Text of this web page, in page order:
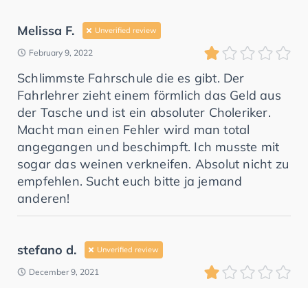
Melissa F. Unverified review
February 9, 2022
Schlimmste Fahrschule die es gibt. Der
Fahrlehrer zieht einem förmlich das Geld aus
der Tasche und ist ein absoluter Choleriker.
Macht man einen Fehler wird man total
angegangen und beschimpft. Ich musste mit
sogar das weinen verkneifen. Absolut nicht zu
empfehlen. Sucht euch bitte ja jemand
anderen!
stefano d. Unverified review
December 9, 2021